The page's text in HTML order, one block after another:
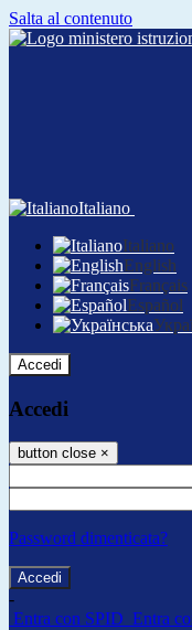
Salta al contenuto
Italiano
Italiano
English
Français
Español
Accedi
Accedi
button close ×
Password dimenticata?
-
Entra con SPID Entra